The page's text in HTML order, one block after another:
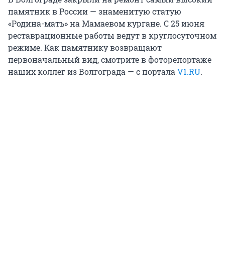
памятник в России — знаменитую статую
«Родина-мать» на Мамаевом кургане. С 25 июня
реставрационные работы ведут в круглосуточном
режиме. Как памятнику возвращают
первоначальный вид, смотрите в фоторепортаже
наших коллег из Волгограда — с портала V1.RU.